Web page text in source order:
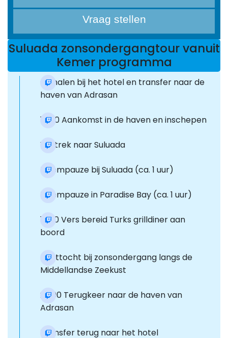
Vraag stellen
Suluada zonsondergangtour vanuit
Kemer programma
Ophalen bij het hotel en transfer naar de
haven van Adrasan
16:00 Aankomst in de haven en inschepen
Vertrek naar Suluada
Zwempauze bij Suluada (ca. 1 uur)
Zwempauze in Paradise Bay (ca. 1 uur)
18:30 Vers bereid Turks grilldiner aan
boord
Boottocht bij zonsondergang langs de
Middellandse Zeekust
20:00 Terugkeer naar de haven van
Adrasan
Transfer terug naar het hotel